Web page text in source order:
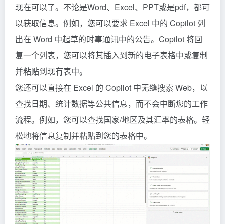
现在可以了。不论是Word、Excel、PPT或是pdf，都可
以获取信息。例如，您可以要求 Excel 中的 Copilot 列
出在 Word 中起草的时事通讯中的公告。Copilot 将回
复一个列表，您可以将其插入到新的电子表格中或复制
并粘贴到现有表中。
您还可以直接在 Excel 的 Copilot 中无缝搜索 Web，以
查找日期、统计数据等公共信息，而不会中断您的工作
流程。例如，您可以查找国家/地区及其汇率的表格。轻
松地将信息复制并粘贴到您的表格中。